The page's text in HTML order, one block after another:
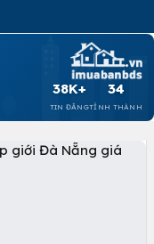
38K+
TIN ĐĂNG
34
TỈNH THÀNH